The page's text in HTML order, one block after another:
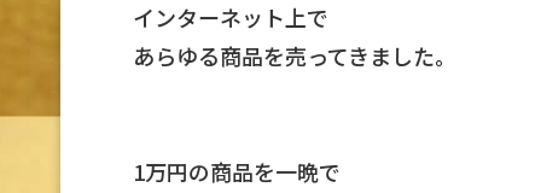
インターネット上で
あらゆる商品を売ってきました。
1万円の商品を一晩で